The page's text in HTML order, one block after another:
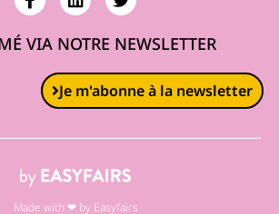
VIA NOTRE NEWSLETTER
Je m'abonne à la newsletter
Made with ❤ by Easyfairs